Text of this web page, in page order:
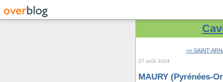
<< SAINT-
27 août 2024
MAURY (Pyrénées-